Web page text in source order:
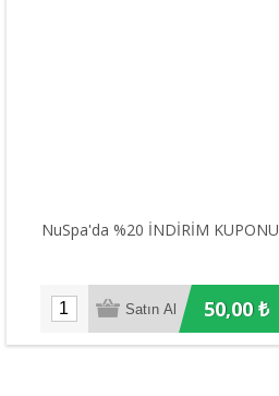
NuSpa'da %20 İNDİRİM KUPONU
50,00 ₺